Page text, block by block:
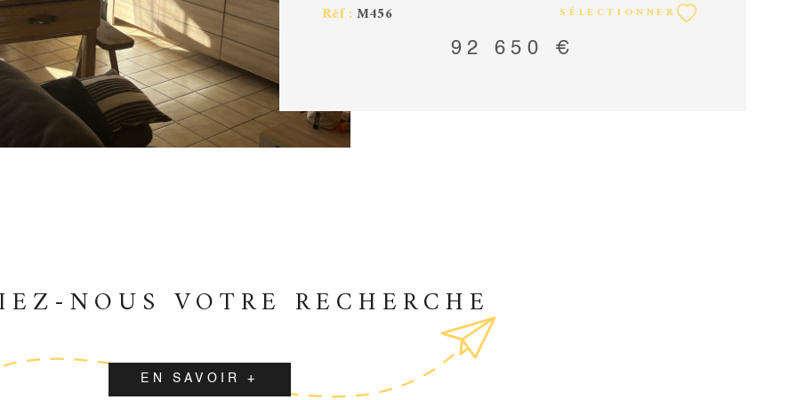
foncière 2000 €. Une place de parking extérieure et une
cave complètent ce bien. Contact: Vincent Martin-Noille
0611395208. Montant des honoraires charges vendeur sur
notre site accord-immobilier15.com.
Réf : M456 SÉLECTIONNER
92 650 €
NOUS VOTRE RECHERCHE
EN SAVOIR +